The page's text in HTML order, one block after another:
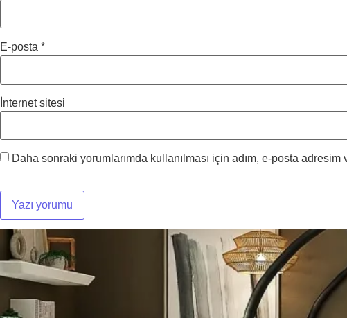
E-posta *
İnternet sitesi
Daha sonraki yorumlarımda kullanılması için adım, e-posta